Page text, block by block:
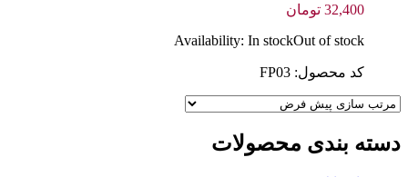
32,400 تومان
Availability: In stockOut of stock
کد محصول: FP03
دسته بندی محصولات